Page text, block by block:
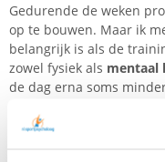
Gedurende de weken
op te bouwen. Maar ik
belangrijk is als de
zowel fysiek als mentaal
de dag erna soms
fysiek al mentaal ben